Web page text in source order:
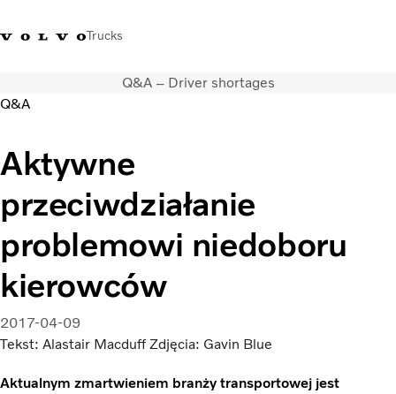
Trucks
Sklep Volvo TrucksZaloguj sięPolska
Rozwiązania transportowe
Samochody ciężarowe
Usługi
Wyszukiwarka dealerów
Aktualności
O nas
Volvo Truck Builder
Q&A – Driver shortages
Q&A
Aktywne
przeciwdziałanie
problemowi niedoboru
kierowców
2017-04-09
Tekst: Alastair Macduff Zdjęcia: Gavin Blue
Aktualnym zmartwieniem branży transportowej jest